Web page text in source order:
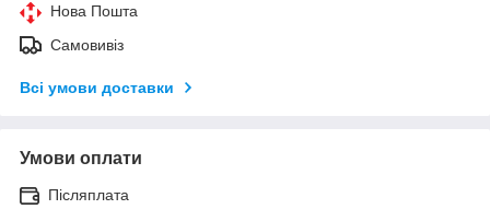
Нова Пошта
Самовивіз
Всі умови доставки
Умови оплати
Післяплата